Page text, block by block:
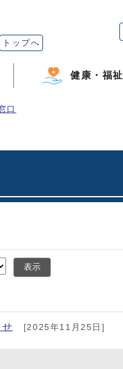
トップへ
健康・福祉
口
表示
[2025年11月25日]